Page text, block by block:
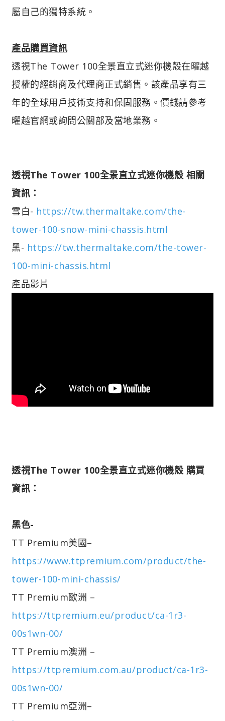
屬自己的獨特系統。
產品購買資訊
透視The Tower 100全景直立式迷你機殼在曜越
授權的經銷商及代理商正式銷售。該產品享有三
年的全球用戶技術支持和保固服務。價錢請參考
曜越官網或詢問公關部及當地業務。
透視The Tower 100全景直立式迷你機殼 相關
資訊：
雪白- https://tw.thermaltake.com/the-
tower-100-snow-mini-chassis.html
黑- https://tw.thermaltake.com/the-tower-
100-mini-chassis.html
產品影片
透視The Tower 100全景直立式迷你機殼 購買
資訊：
黑色-
TT Premium美國–
https://www.ttpremium.com/product/the-
tower-100-mini-chassis/
TT Premium歐洲 –
https://ttpremium.eu/product/ca-1r3-
00s1wn-00/
TT Premium澳洲 –
https://ttpremium.com.au/product/ca-1r3-
00s1wn-00/
TT Premium亞洲–